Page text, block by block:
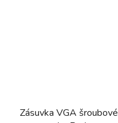
Zásuvka VGA­ šroubové